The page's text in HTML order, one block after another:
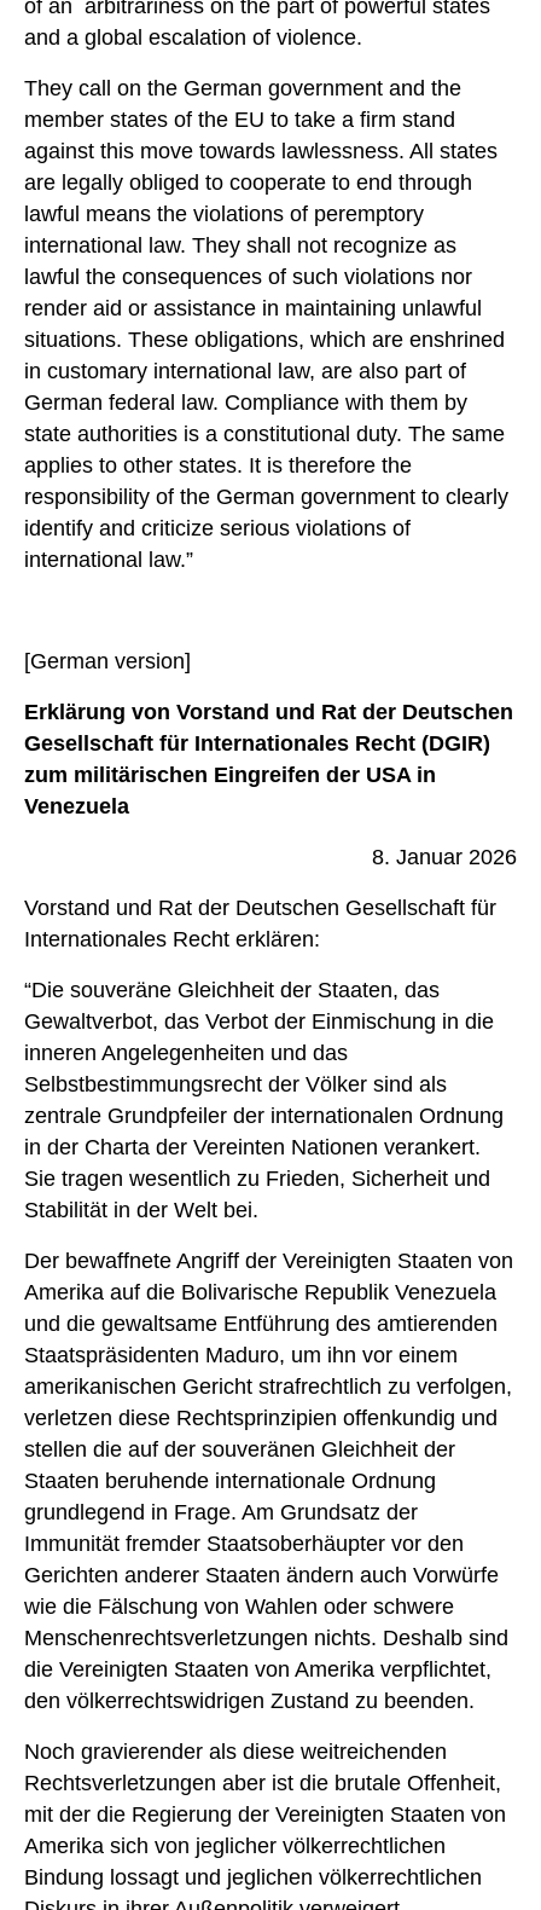
of an arbitrariness on the part of powerful states
and a global escalation of violence.
They call on the German government and the
member states of the EU to take a firm stand
against this move towards lawlessness. All states
are legally obliged to cooperate to end through
lawful means the violations of peremptory
international law. They shall not recognize as
lawful the consequences of such violations nor
render aid or assistance in maintaining unlawful
situations. These obligations, which are enshrined
in customary international law, are also part of
German federal law. Compliance with them by
state authorities is a constitutional duty. The same
applies to other states. It is therefore the
responsibility of the German government to clearly
identify and criticize serious violations of
international law.”
[German version]
Erklärung von Vorstand und Rat der Deutschen
Gesellschaft für Internationales Recht (DGIR)
zum militärischen Eingreifen der USA in
Venezuela
8. Januar 2026
Vorstand und Rat der Deutschen Gesellschaft für
Internationales Recht erklären:
“Die souveräne Gleichheit der Staaten, das
Gewaltverbot, das Verbot der Einmischung in die
inneren Angelegenheiten und das
Selbstbestimmungsrecht der Völker sind als
zentrale Grundpfeiler der internationalen Ordnung
in der Charta der Vereinten Nationen verankert.
Sie tragen wesentlich zu Frieden, Sicherheit und
Stabilität in der Welt bei.
Der bewaffnete Angriff der Vereinigten Staaten von
Amerika auf die Bolivarische Republik Venezuela
und die gewaltsame Entführung des amtierenden
Staatspräsidenten Maduro, um ihn vor einem
amerikanischen Gericht strafrechtlich zu verfolgen,
verletzen diese Rechtsprinzipien offenkundig und
stellen die auf der souveränen Gleichheit der
Staaten beruhende internationale Ordnung
grundlegend in Frage. Am Grundsatz der
Immunität fremder Staatsoberhäupter vor den
Gerichten anderer Staaten ändern auch Vorwürfe
wie die Fälschung von Wahlen oder schwere
Menschenrechtsverletzungen nichts. Deshalb sind
die Vereinigten Staaten von Amerika verpflichtet,
den völkerrechtswidrigen Zustand zu beenden.
Noch gravierender als diese weitreichenden
Rechtsverletzungen aber ist die brutale Offenheit,
mit der die Regierung der Vereinigten Staaten von
Amerika sich von jeglicher völkerrechtlichen
Bindung lossagt und jeglichen völkerrechtlichen